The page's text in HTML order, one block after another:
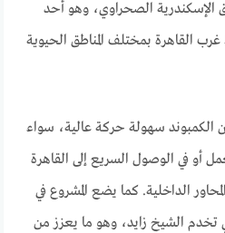
طريق الإسكندرية الصحراوي، وهو أحد
غرب القاهرة بمختلف المناطق الحيوية
الكمبوند سهولة حركة عالية، سواء
أو في الوصول السريع إلى القاهرة
الداخلية. كما يضع المشروع في
الشيخ زايد، وهو ما يعزز من